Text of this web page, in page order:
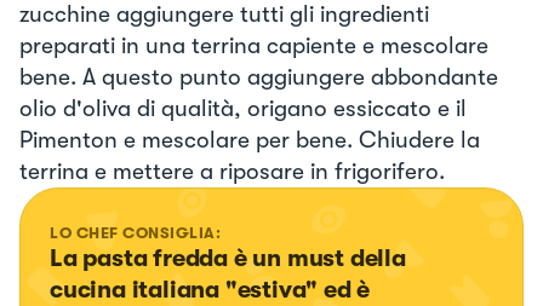
zucchine aggiungere tutti gli ingredienti
preparati in una terrina capiente e mescolare
bene. A questo punto aggiungere abbondante
olio d'oliva di qualità, origano essiccato e il
Pimenton e mescolare per bene. Chiudere la
terrina e mettere a riposare in frigorifero.
LO CHEF CONSIGLIA:
La pasta fredda è un must della
cucina italiana "estiva" ed è